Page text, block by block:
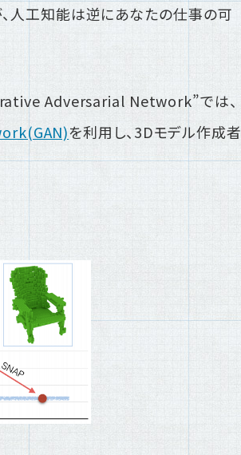
、人工知能は逆にあなたの仕事の可
Adversarial Network”では、
を利用し、3Dモデル作成者